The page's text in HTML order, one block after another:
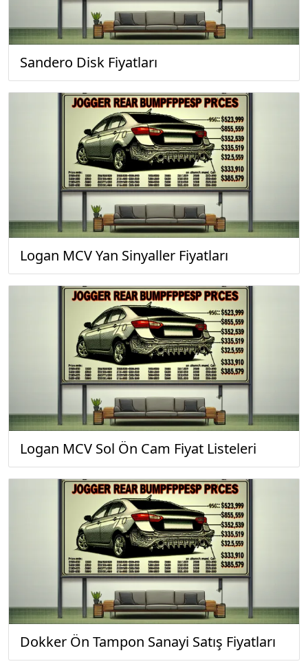
Sandero Disk Fiyatları
Logan MCV Yan Sinyaller Fiyatları
Logan MCV Sol Ön Cam Fiyat Listeleri
Dokker Ön Tampon Sanayi Satış Fiyatları